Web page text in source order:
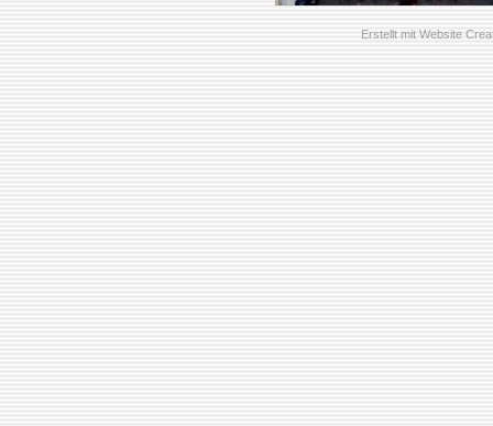
Erstellt mit Website